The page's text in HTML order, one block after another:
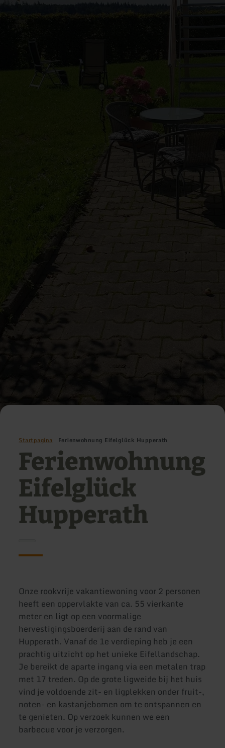
Startpagina Ferienwohnung Eifelglück Hupperath
Ferienwohnung
Eifelglück
Hupperath
Onze rookvrije vakantiewoning voor 2 personen
heeft een oppervlakte van ca. 55 vierkante
meter en ligt op een voormalige
hervestigingsboerderij aan de rand van
Hupperath. Vanaf de 1e verdieping heb je een
prachtig uitzicht op het unieke Eifellandschap.
Je bereikt de aparte ingang via een metalen trap
met 17 treden. Op de grote ligweide bij het huis
vind je voldoende zit- en ligplekken onder fruit-,
noten- en kastanjebomen om te ontspannen en
te genieten. Op verzoek kunnen we een
barbecue voor je verzorgen.